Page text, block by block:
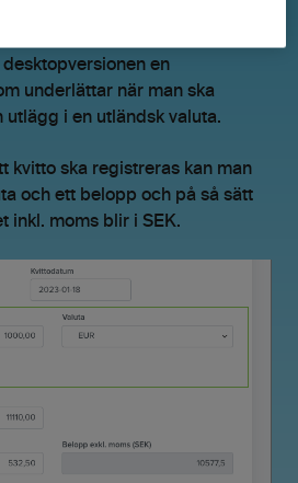
en
underlättar när man ska
utlägg i en utländsk valuta.
kvitto ska registreras kan man
och ett belopp och på så sätt
inkl. moms blir i SEK.